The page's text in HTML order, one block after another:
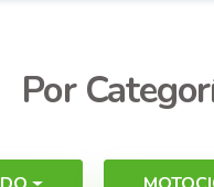
Por